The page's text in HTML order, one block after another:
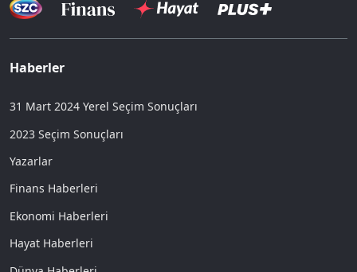
Haberler
31 Mart 2024 Yerel Seçim Sonuçları
2023 Seçim Sonuçları
Yazarlar
Finans Haberleri
Ekonomi Haberleri
Hayat Haberleri